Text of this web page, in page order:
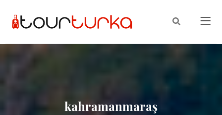
kahramanmaraş